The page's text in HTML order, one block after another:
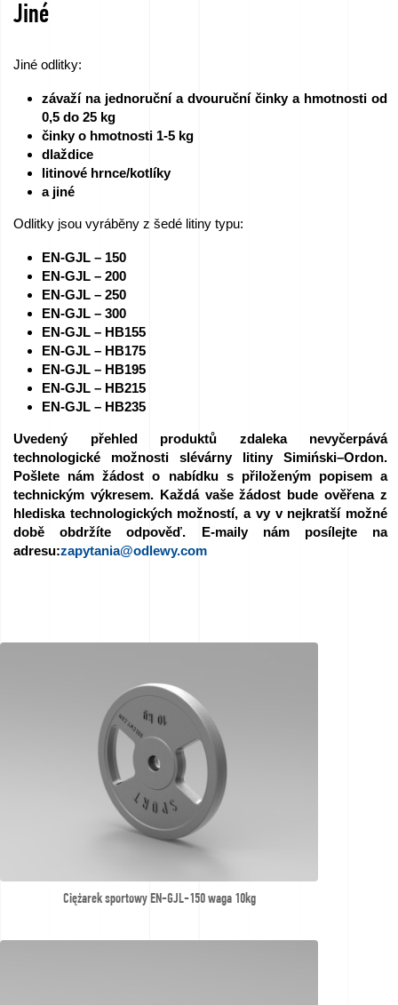
Jiné
Jiné odlitky:
závaží na jednoruční a dvouruční činky a hmotnosti od
0,5 do 25 kg
činky o hmotnosti 1-5 kg
dlaždice
litinové hrnce/kotlíky
a jiné
Odlitky jsou vyráběny z šedé litiny typu:
EN-GJL – 150
EN-GJL – 200
EN-GJL – 250
EN-GJL – 300
EN-GJL – HB155
EN-GJL – HB175
EN-GJL – HB195
EN-GJL – HB215
EN-GJL – HB235
Uvedený přehled produktů zdaleka nevyčerpává
technologické možnosti slévárny litiny Simiński–Ordon.
Pošlete nám žádost o nabídku s přiloženým popisem a
technickým výkresem. Každá vaše žádost bude ověřena z
hlediska technologických možností, a vy v nejkratší možné
době obdržíte odpověď. E-maily nám posílejte na
adresu:zapytania@odlewy.com
Ciężarek sportowy EN-GJL-150 waga 10kg